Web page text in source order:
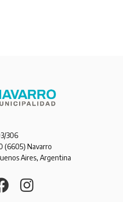
306
(6605) Navarro
Aires, Argentina